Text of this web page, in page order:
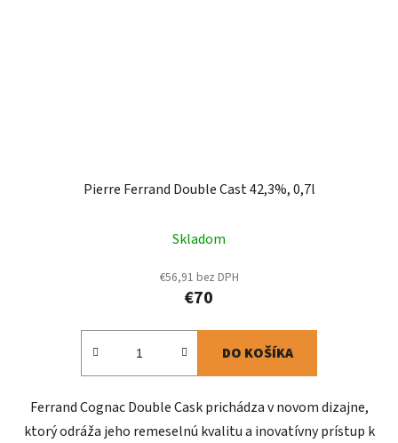
Pierre Ferrand Double Cast 42,3%, 0,7l
Skladom
€56,91 bez DPH
€70
DO KOŠÍKA
Ferrand Cognac Double Cask prichádza v novom dizajne,
ktorý odráža jeho remeselnú kvalitu a inovatívny prístup k